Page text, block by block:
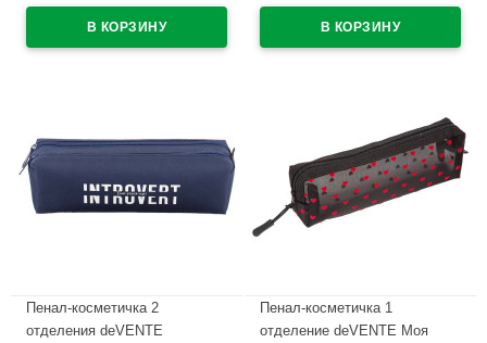
магнитом для крепления
арт.5040605 (Ст.4)
Пенал-косметичка 2
отделения deVENTE
Пенал-косметичка 1
отделение deVENTE Моя